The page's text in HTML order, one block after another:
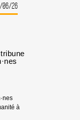
06/26
à